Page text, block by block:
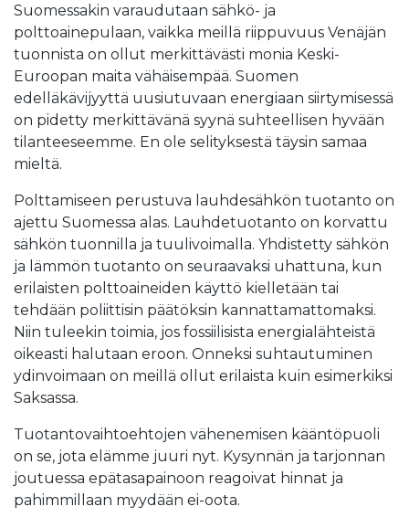
Suomessakin varaudutaan sähkö- ja
polttoainepulaan, vaikka meillä riippuvuus Venäjän
tuonnista on ollut merkittävästi monia Keski-
Euroopan maita vähäisempää. Suomen
edelläkävijyyttä uusiutuvaan energiaan siirtymisessä
on pidetty merkittävänä syynä suhteellisen hyvään
tilanteeseemme. En ole selityksestä täysin samaa
mieltä.
Polttamiseen perustuva lauhdesähkön tuotanto on
ajettu Suomessa alas. Lauhdetuotanto on korvattu
sähkön tuonnilla ja tuulivoimalla. Yhdistetty sähkön
ja lämmön tuotanto on seuraavaksi uhattuna, kun
erilaisten polttoaineiden käyttö kielletään tai
tehdään poliittisin päätöksin kannattamattomaksi.
Niin tuleekin toimia, jos fossiilisista energialähteistä
oikeasti halutaan eroon. Onneksi suhtautuminen
ydinvoimaan on meillä ollut erilaista kuin esimerkiksi
Saksassa.
Tuotantovaihtoehtojen vähenemisen kääntöpuoli
on se, jota elämme juuri nyt. Kysynnän ja tarjonnan
joutuessa epätasapainoon reagoivat hinnat ja
pahimmillaan myydään ei-oota.